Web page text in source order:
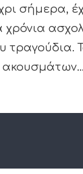
σήμερα,
τραγούδια.